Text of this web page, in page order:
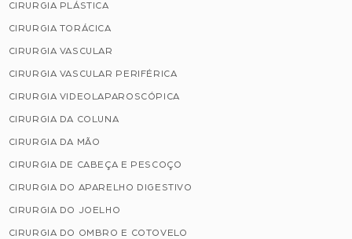
CIRURGIA PLÁSTICA
CIRURGIA TORÁCICA
CIRURGIA VASCULAR
CIRURGIA VASCULAR PERIFÉRICA
CIRURGIA VIDEOLAPAROSCÓPICA
CIRURGIA DA COLUNA
CIRURGIA DA MÃO
CIRURGIA DE CABEÇA E PESCOÇO
CIRURGIA DO APARELHO DIGESTIVO
CIRURGIA DO JOELHO
CIRURGIA DO OMBRO E COTOVELO